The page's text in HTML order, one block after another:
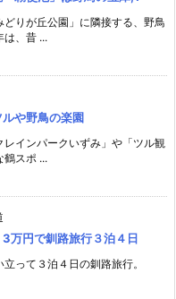
りが丘公園」に隣接する、野鳥
は、昔 ...
や野鳥の楽園
レインパークいずみ」や「ツル観
鶴スポ ...
万円で釧路旅行３泊４日
って３泊４日の釧路旅行。